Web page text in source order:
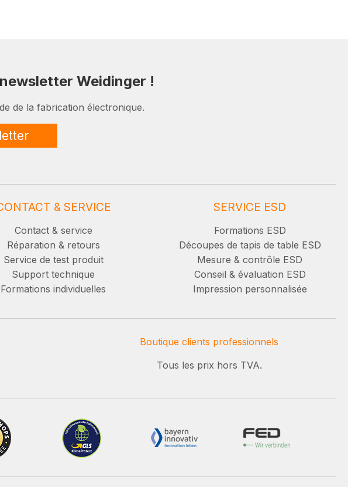
Weidinger !
de la fabrication électronique.
& SERVICE
Contact & service
Réparation & retours
Service de test produit
Support technique
Formations individuelles
SERVICE ESD
Formations ESD
Découpes de tapis de table ESD
Mesure & contrôle ESD
Conseil & évaluation ESD
Impression personnalisée
Boutique clients professionnels
Tous les prix hors TVA.